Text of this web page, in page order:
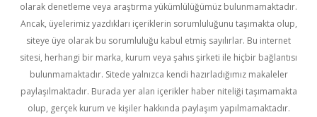
olarak denetleme veya araştırma yükümlülüğümüz bulunmamaktadır.
Ancak, üyelerimiz yazdıkları içeriklerin sorumluluğunu taşımakta olup,
siteye üye olarak bu sorumluluğu kabul etmiş sayılırlar. Bu internet
sitesi, herhangi bir marka, kurum veya şahıs şirketi ile hiçbir bağlantısı
bulunmamaktadır. Sitede yalnızca kendi hazırladığımız makaleler
paylaşılmaktadır. Burada yer alan içerikler haber niteliği taşımamakta
olup, gerçek kurum ve kişiler hakkında paylaşım yapılmamaktadır.